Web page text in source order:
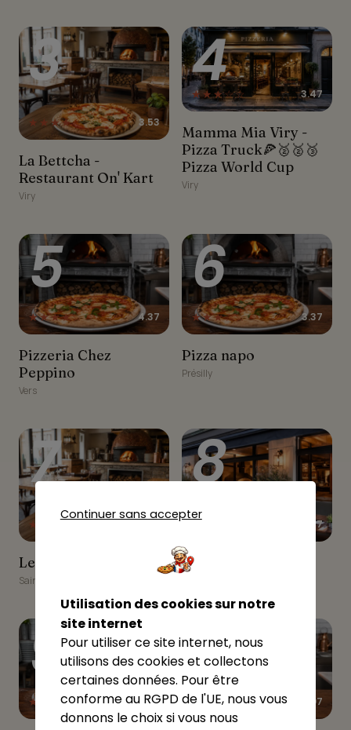
La Bettcha - Restaurant
On' Kart
3
★★★★☆ 3.53
La Bettcha -
Restaurant On' Kart
Viry
Mamma Mia Viry - Pizza
Truck🍕🥈🥈🥉Pizza
World Cup
4
★★★☆☆ 3.47
Mamma Mia Viry -
Pizza Truck🍕🥈🥈🥉
Pizza World Cup
Viry
Pizzeria Chez Peppino
5
★★★★☆ 4.37
Pizzeria Chez
Peppino
Vers
Pizza napo
6
★★★☆☆ 3.37
Pizza napo
Présilly
Le 19
7
★★★★★ 4.87
Le 19
Saint-Julien-en-Genevois
Bianca Pizza
8
★★★★★ 4.57
Bianca Pizza
9
★★★★☆ 4.4
10
★★★★☆ 4.07
Continuer sans accepter
Utilisation des cookies sur notre
site internet
Pour utiliser ce site internet, nous
utilisons des cookies et collectons
certaines données. Pour être
conforme au RGPD de l'UE, nous vous
donnons le choix si vous nous